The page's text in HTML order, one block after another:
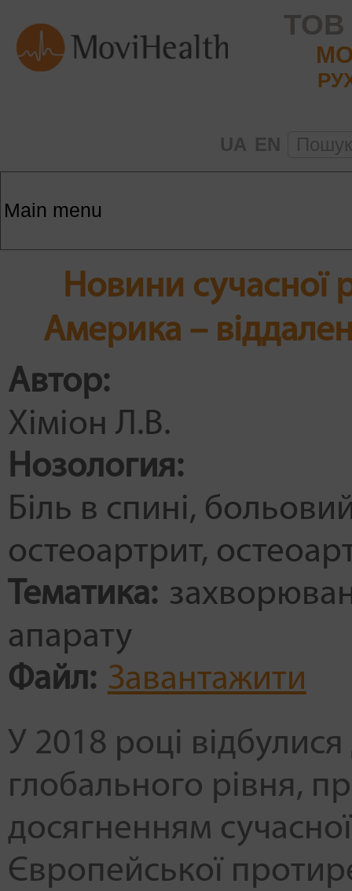
ТОВ
UA EN
Новини сучасної
Америка –
Автор:
Хіміон Л.В.
Нозология:
Біль в спині
остеоартрит
Тематика:
апарату
Файл: Завантажити
У 2018 році
глобального рівня,
досягненням
Європейської